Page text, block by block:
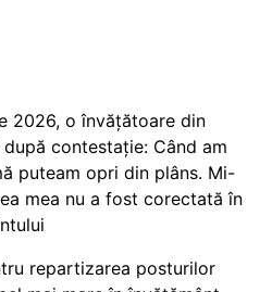
2026, o învățătoare din
contestație: Când am
puteam opri din plâns. Mi-
mea nu a fost corectată în
repartizarea posturilor